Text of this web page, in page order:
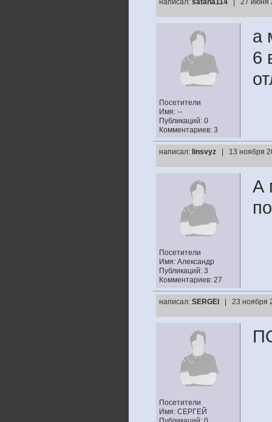
написал: satana114 | 27
Посетители
Имя: --
Публикаций: 0
Комментариев: 3
а
6
написал: linsvyz | 13 ноября
Посетители
Имя: Александр
Публикаций: 3
Комментариев: 27
А
написал: SERGEI | 23
Посетители
Имя: СЕРГЕЙ